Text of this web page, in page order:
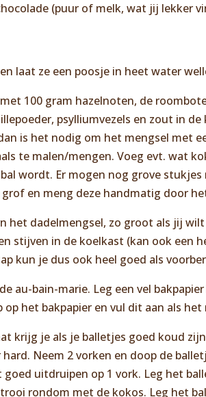
(puur of melk, wat jij lekker
laat ze een poosje in heet water
100 gram hazelnoten, de
psylliumvezels en zout in
is het nodig om het mengsel met
te malen/mengen. Voeg evt. wat
wordt. Er mogen nog grove
en meng deze handmatig door
het dadelmengsel, zo groot als jij
stijven in de koelkast (kan ook een
kun je dus ook heel goed als
au-bain-marie. Leg een vel
op het bakpapier en vul dit aan als het
krijg je als je balletjes goed koud
hard. Neem 2 vorken en doop de
goed uitdruipen op 1 vork. Leg het
rondom met de kokos. Leg het